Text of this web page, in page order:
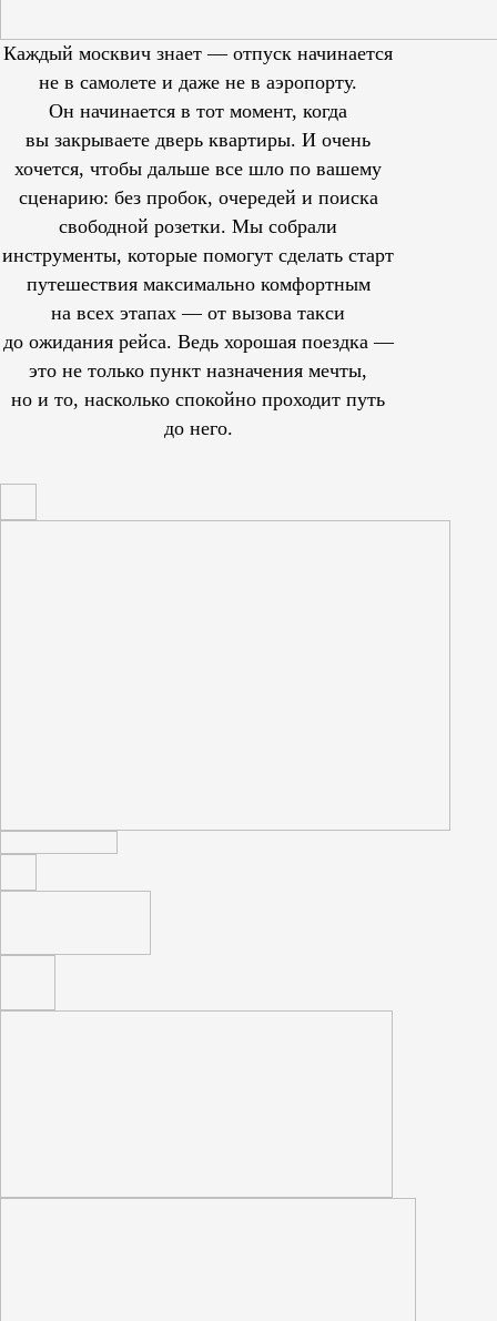
Каждый москвич знает — отпуск начинается
не в самолете и даже не в аэропорту.
Он начинается в тот момент, когда
вы закрываете дверь квартиры. И очень
хочется, чтобы дальше все шло по вашему
сценарию: без пробок, очередей и поиска
свободной розетки. Мы собрали
инструменты, которые помогут сделать старт
путешествия максимально комфортным
на всех этапах — от вызова такси
до ожидания рейса. Ведь хорошая поездка —
это не только пункт назначения мечты,
но и то, насколько спокойно проходит путь
до него.